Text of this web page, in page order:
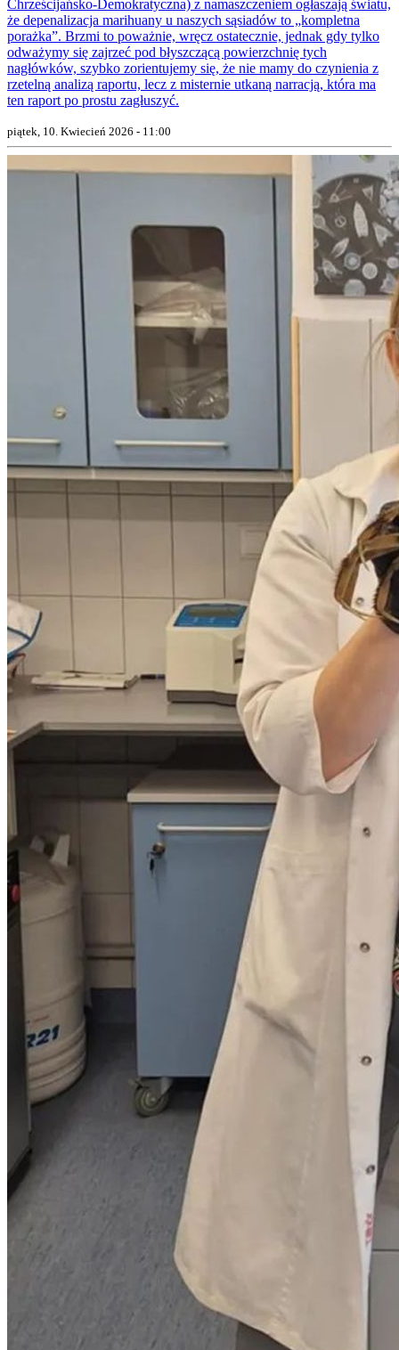
Chrześcijańsko-Demokratyczna) z namaszczeniem ogłaszają światu,
że depenalizacja marihuany u naszych sąsiadów to „kompletna
porażka”. Brzmi to poważnie, wręcz ostatecznie, jednak gdy tylko
odważymy się zajrzeć pod błyszczącą powierzchnię tych
nagłówków, szybko zorientujemy się, że nie mamy do czynienia z
rzetelną analizą raportu, lecz z misternie utkaną narracją, która ma
ten raport po prostu zagłuszyć.
piątek, 10. Kwiecień 2026 - 11:00